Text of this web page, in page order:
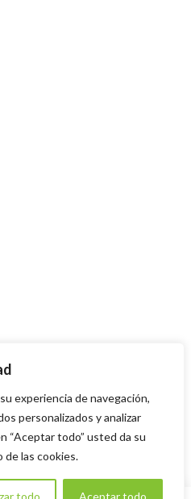
experiencia de navegación,
personalizados y analizar
“Aceptar todo” usted da su
las cookies.
todo Aceptar todo
porInnoweb Mediapara
los derechos reservados.